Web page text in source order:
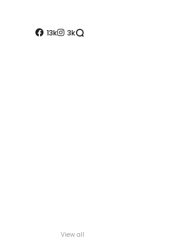
13k 3k
View all